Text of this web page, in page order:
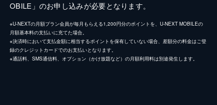
OBILE」のお申し込みが必要となります。
※U-NEXTの月額プラン会員が毎月もらえる1,200円分のポイントを、U-NEXT MOBILEの
月額基本料の支払いに充てた場合。
※決済時において支払金額に相当するポイントを保有していない場合、差額分の料金はご登
録のクレジットカードでのお支払いとなります。
※通話料、SMS通信料、オプション（かけ放題など）の月額利用料は別途発生します。